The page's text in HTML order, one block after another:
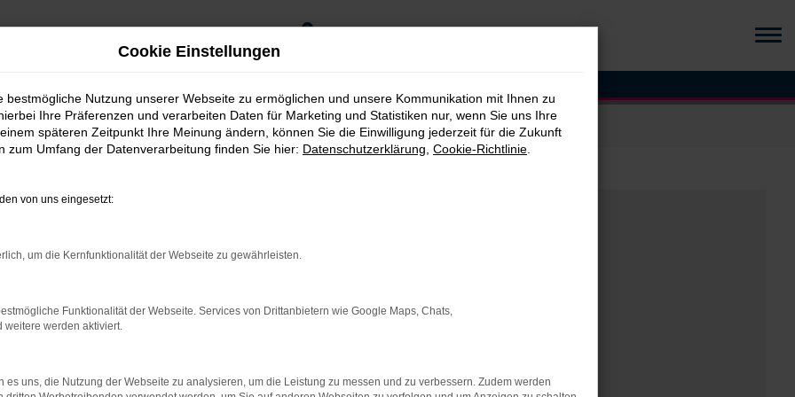
0
Cookie Einstellungen
bestmögliche Nutzung unserer Webseite zu ermöglichen und unsere Kommunikation mit Ihnen zu
Ihre Präferenzen und verarbeiten Daten für Marketing und Statistiken nur, wenn Sie uns Ihre
späteren Zeitpunkt Ihre Meinung ändern, können Sie die Einwilligung jederzeit für die Zukunft
zum Umfang der Datenverarbeitung finden Sie hier: Datenschutzerklärung Cookie-Richtlinie
von uns eingesetzt:
um die Kernfunktionalität der Webseite zu gewährleisten.
Funktionalität der Webseite. Services von Drittanbietern wie Google Maps, Chats,
weitere werden aktiviert.
es uns, die Nutzung der Webseite zu analysieren, um die Leistung zu messen und zu verbessern. Zudem werden